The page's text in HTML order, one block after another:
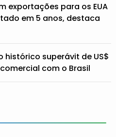
exportações para os EUA
em 5 anos, destaca
histórico superávit de US$
com o Brasil